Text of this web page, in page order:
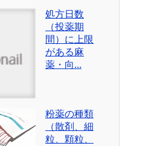
処方日数
（投薬期
間）に上限
がある麻
薬・向...
粉薬の種類
（散剤、細
粒、顆粒、